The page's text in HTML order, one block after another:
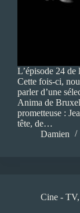
L’épisode 24
Cette fois-ci,
parler d’une
Anima de
prometteuse :
tête, de…
Damien
Cine - TV,